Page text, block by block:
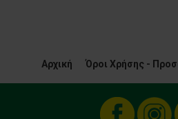
Αρχική Όροι Χρήσης -